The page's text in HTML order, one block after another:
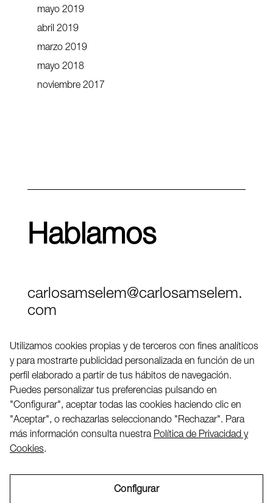
mayo 2019
abril 2019
marzo 2019
mayo 2018
noviembre 2017
Hablamos
carlosamselem@carlosamselem.
com
Twitter
LinkedIN
2026 ©
Utilizamos cookies propias y de terceros con fines analíticos
y para mostrarte publicidad personalizada en función de un
perfil elaborado a partir de tus hábitos de navegación.
Puedes personalizar tus preferencias pulsando en
"Configurar", aceptar todas las cookies haciendo clic en
"Aceptar", o rechazarlas seleccionando "Rechazar". Para
más información consulta nuestra Política de Privacidad y
Cookies.
Configurar